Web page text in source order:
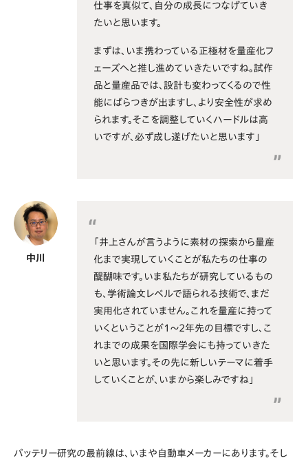
仕事を真似て、自分の成長につなげていき
たいと思います。
まずは、いま携わっている正極材を量産化フ
ェーズへと推し進めていきたいですね。試作
品と量産品では、設計も変わってくるので性
能にばらつきが出ますし、より安全性が求め
られます。そこを調整していくハードルは高
いですが、必ず成し遂げたいと思います」
中川
「井上さんが言うように素材の探索から量産
化まで実現していくことが私たちの仕事の
醍醐味です。いま私たちが研究しているもの
も、学術論文レベルで語られる技術で、まだ
実用化されていません。これを量産に持って
いくということが1〜2年先の目標ですし、こ
れまでの成果を国際学会にも持っていきた
いと思います。その先に新しいテーマに着手
していくことが、いまから楽しみですね」
バッテリー研究の最前線は、いまや自動車メーカーにあります。そし